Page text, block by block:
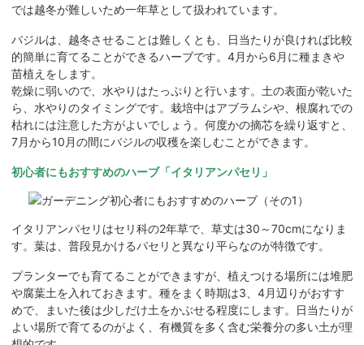
では越冬が難しいため一年草として扱われています。
バジルは、越冬させることは難しくとも、日当たりが良ければ比較
的簡単に育てることができるハーブです。4月から6月に種まきや
苗植えをします。
乾燥に弱いので、水やりはたっぷりと行います。土の表面が乾いた
ら、水やりのタイミングです。栽培中はアブラムシや、根腐れでの
枯れには注意した方がよいでしょう。何度かの摘芯を繰り返すと、
7月から10月の間にバジルの収穫を楽しむことができます。
初心者にもおすすめのハーブ「イタリアンパセリ」
イタリアンパセリはセリ科の2年草で、草丈は30～70cmになりま
す。葉は、普段見かけるパセリと異なり平らなのが特徴です。
プランターでも育てることができますが、植えつける場所には堆肥
や腐葉土を入れておきます。種をまく時期は3、4月辺りがおすす
めで、まいた後は少しだけ土をかぶせる程度にします。日当たりが
よい場所で育てるのがよく、有機質を多く含む栄養分の多い土が理